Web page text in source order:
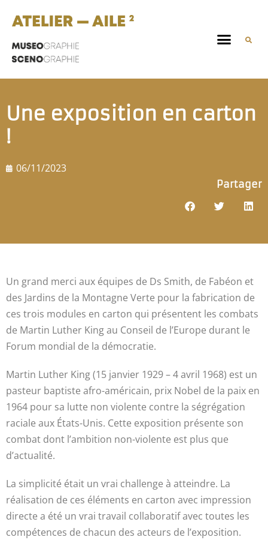
Une exposition en carton
!
06/11/2023
Partager
Un grand merci aux équipes de Ds Smith, de Fabéon et
des Jardins de la Montagne Verte pour la fabrication de
ces trois modules en carton qui présentent les combats
de Martin Luther King au Conseil de l’Europe durant le
Forum mondial de la démocratie.
Martin Luther King (15 janvier 1929 – 4 avril 1968) est un
pasteur baptiste afro-américain, prix Nobel de la paix en
1964 pour sa lutte non violente contre la ségrégation
raciale aux États-Unis. Cette exposition présente son
combat dont l’ambition non-violente est plus que
d’actualité.
La simplicité était un vrai challenge à atteindre. La
réalisation de ces éléments en carton avec impression
directe a été un vrai travail collaboratif avec toutes les
compétences de chacun des acteurs de l’exposition.